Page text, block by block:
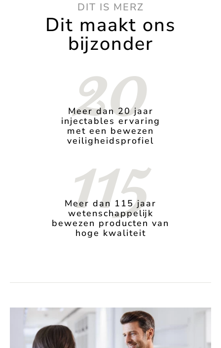
DIT IS MERZ
Dit maakt ons
bijzonder
20
Meer dan 20 jaar
injectables ervaring
met een bewezen
veiligheidsprofiel
115
Meer dan 115 jaar
wetenschappelijk
bewezen producten van
hoge kwaliteit